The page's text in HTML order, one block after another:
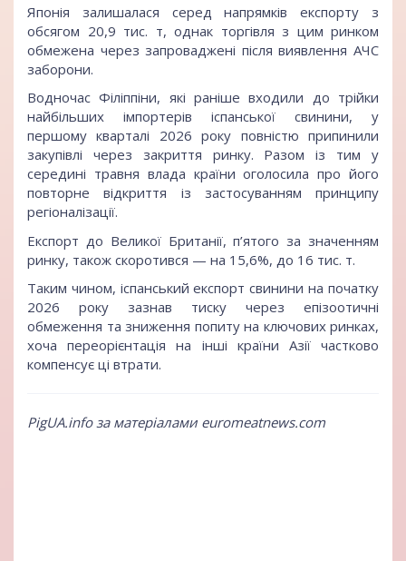
Японія залишалася серед напрямків експорту з
обсягом 20,9 тис. т, однак торгівля з цим ринком
обмежена через запроваджені після виявлення АЧС
заборони.
Водночас Філіппіни, які раніше входили до трійки
найбільших імпортерів іспанської свинини, у
першому кварталі 2026 року повністю припинили
закупівлі через закриття ринку. Разом із тим у
середині травня влада країни оголосила про його
повторне відкриття із застосуванням принципу
регіоналізації.
Експорт до Великої Британії, п’ятого за значенням
ринку, також скоротився — на 15,6%, до 16 тис. т.
Таким чином, іспанський експорт свинини на початку
2026 року зазнав тиску через епізоотичні
обмеження та зниження попиту на ключових ринках,
хоча переорієнтація на інші країни Азії частково
компенсує ці втрати.
PigUA.info за матеріалами euromeatnews.com